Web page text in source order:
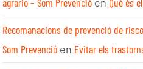
Recomanacions de prevenció de
Som Prevenció en Evitar els